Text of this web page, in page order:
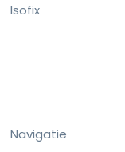
Isofix
Navigatie